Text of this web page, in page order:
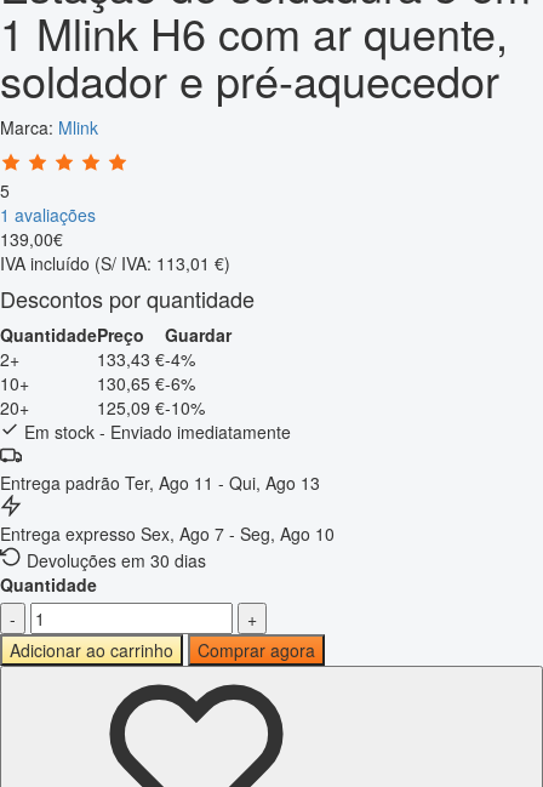
1 Mlink H6 com ar quente,
soldador e pré-aquecedor
Marca: Mlink
5
1 avaliações
139,00€
IVA incluído (S/ IVA: 113,01 €)
Descontos por quantidade
QuantidadePreço
Guardar
2+
133,43 €-4%
10+
130,65 €-6%
20+
125,09 €-10%
Em stock - Enviado imediatamente
Entrega padrão Ter, Ago 11 - Qui, Ago 13
Entrega expresso Sex, Ago 7 - Seg, Ago 10
Devoluções em 30 dias
Quantidade
-
+
Adicionar ao carrinho
Comprar agora